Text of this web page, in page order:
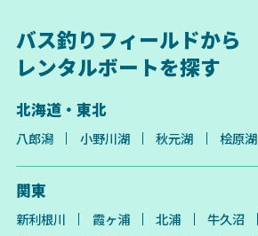
バス釣りフィールドから
レンタルボートを探す
北海道・東北
八郎潟 小野川湖 秋元湖 桧原湖
関東
新利根川 霞ヶ浦 北浦 牛久沼